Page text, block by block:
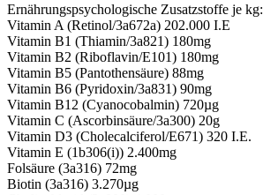
Ernährungspsychologische Zusatzstoffe je kg:
Vitamin A (Retinol/3a672a) 202.000 I.E
Vitamin B1 (Thiamin/3a821) 180mg
Vitamin B2 (Riboflavin/E101) 180mg
Vitamin B5 (Pantothensäure) 88mg
Vitamin B6 (Pyridoxin/3a831) 90mg
Vitamin B12 (Cyanocobalmin) 720µg
Vitamin C (Ascorbinsäure/3a300) 20g
Vitamin D3 (Cholecalciferol/E671) 320 I.E.
Vitamin E (1b306(i)) 2.400mg
Folsäure (3a316) 72mg
Biotin (3a316) 3.270µg